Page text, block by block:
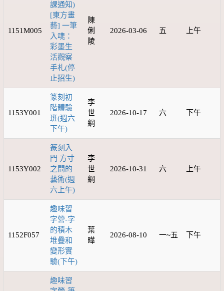
1151M005
課通知)
[東方畫
藝] 一筆
入魂：
彩墨生
活觀察
手札(停
止招生)
陳
俐
陵
2026-03-06 五 上午
1153Y001
篆刻初
階體驗
班(週六
下午)
李
世
綱
2026-10-17 六 下午
1153Y002
篆刻入
門 方寸
之間的
藝術(週
六上午)
李
世
綱
2026-10-31 六 上午
1152F057
趣味習
字營-字
的積木
堆疊和
變形實
驗(下午)
葉
曄
2026-08-10 一~五 下午
趣味習